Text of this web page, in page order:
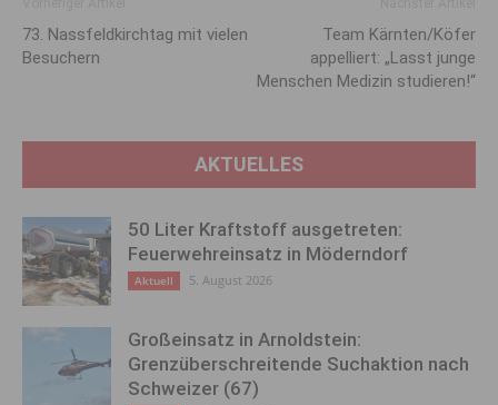
73. Nassfeldkirchtag mit vielen
Besuchern
Team Kärnten/Köfer
appelliert: „Lasst junge
Menschen Medizin studieren!“
AKTUELLES
50 Liter Kraftstoff ausgetreten:
Feuerwehreinsatz in Möderndorf
Aktuell 5. August 2026
Großeinsatz in Arnoldstein:
Grenzüberschreitende Suchaktion nach
Schweizer (67)